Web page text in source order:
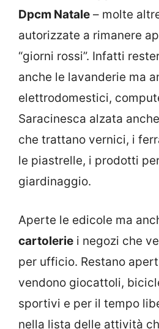
Dpcm Natale – molte
autorizzate a rimanere
“giorni rossi”. Infatti
anche le lavanderie ma
elettrodomestici,
Saracinesca alzata
che trattano vernici, i
le piastrelle, i prodotti
giardinaggio.
Aperte le edicole ma
cartolerie i negozi che
per ufficio. Restano
vendono giocattoli,
sportivi e per il tempo
nella lista delle attività